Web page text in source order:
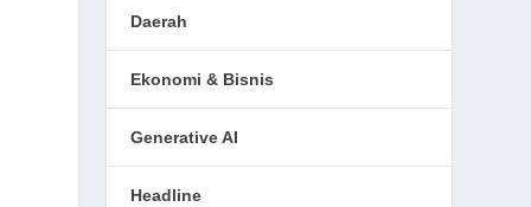
Daerah
Ekonomi & Bisnis
Generative AI
Headline